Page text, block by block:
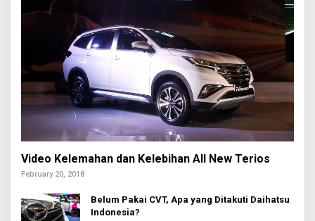
Video Kelemahan dan Kelebihan All New Terios
February 20, 2018
Belum Pakai CVT, Apa yang Ditakuti Daihatsu
Indonesia?